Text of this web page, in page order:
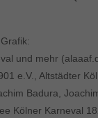
und mehr
e.V., Altstädter
Badura,
Kölner Karneval